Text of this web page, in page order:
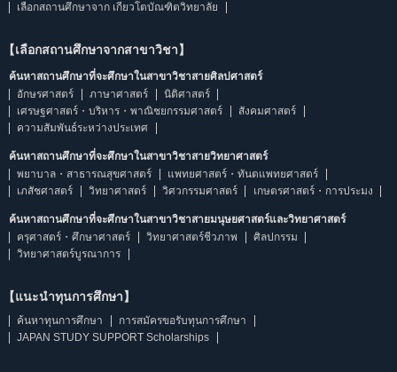
เลือกสถานศึกษาจาก เกียวโตบัณฑิตวิทยาลัย
【เลือกสถานศึกษาจากสาขาวิชา】
ค้นหาสถานศึกษาที่จะศึกษาในสาขาวิชาสายศิลปศาสตร์
อักษรศาสตร์
ภาษาศาสตร์
นิติศาสตร์
เศรษฐศาสตร์・บริหาร・พาณิชยกรรมศาสตร์
สังคมศาสตร์
ความสัมพันธ์ระหว่างประเทศ
ค้นหาสถานศึกษาที่จะศึกษาในสาขาวิชาสายวิทยาศาสตร์
พยาบาล・สาธารณสุขศาสตร์
แพทยศาสตร์・ทันตแพทยศาสตร์
เภสัชศาสตร์
วิทยาศาสตร์ วิศวกรรมศาสตร์ เกษตรศาสตร์・การประมง
ค้นหาสถานศึกษาที่จะศึกษาในสาขาวิชาสายมนุษยศาสตร์และวิทยาศาสตร์
ครุศาสตร์・ศึกษาศาสตร์
วิทยาศาสตร์ชีวภาพ
ศิลปกรรม
วิทยาศาสตร์บูรณาการ
【แนะนำทุนการศึกษา】
ค้นหาทุนการศึกษา
การสมัครขอรับทุนการศึกษา
JAPAN STUDY SUPPORT Scholarships